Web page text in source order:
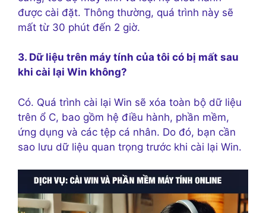
được cài đặt. Thông thường, quá trình này sẽ
mất từ 30 phút đến 2 giờ.
3. Dữ liệu trên máy tính của tôi có bị mất sau
khi cài lại Win không?
Có. Quá trình cài lại Win sẽ xóa toàn bộ dữ liệu
trên ổ C, bao gồm hệ điều hành, phần mềm,
ứng dụng và các tệp cá nhân. Do đó, bạn cần
sao lưu dữ liệu quan trọng trước khi cài lại Win.